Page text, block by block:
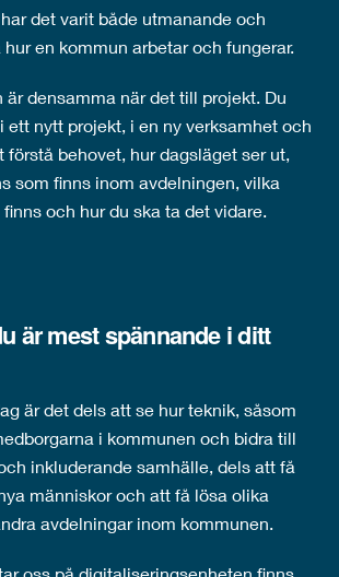
det varit både utmanande och
en kommun arbetar och fungerar.
är densamma när det till projekt. Du
ett nytt projekt, i en ny verksamhet och
förstå behovet, hur dagsläget ser ut,
som finns inom avdelningen, vilka
och hur du ska ta det vidare.
är mest spännande i ditt
är det dels att se hur teknik, såsom
i kommunen och bidra till
inkluderande samhälle, dels att få
människor och att få lösa olika
avdelningar inom kommunen.